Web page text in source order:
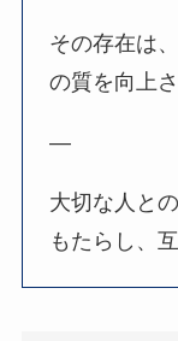
その存在は
の質を向上
—
大切な人と
もたらし、